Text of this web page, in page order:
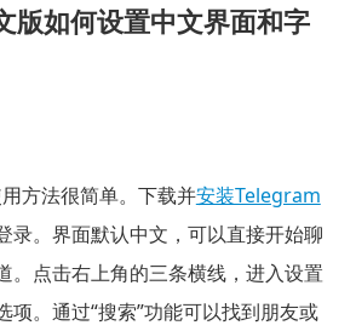
应用下载
Telegram安卓版
Telegram Web版
如何设置中文界面和字
方法很简单。下载并安装Telegram
录。界面默认中文，可以直接开始聊
。点击右上角的三条横线，进入设置
项。通过“搜索”功能可以找到朋友或